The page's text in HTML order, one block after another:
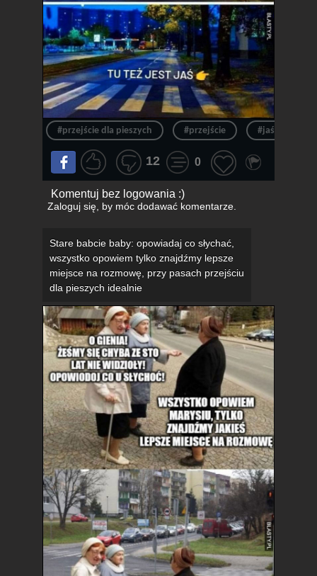
#przejście dla pieszych #przejście #jaś
12 0
Komentuj bez logowania :)
Zaloguj się, by móc dodawać komentarze.
Stare babcie baby: opowiadaj co słychać,
wszystko opowiem tylko znajdźmy lepsze
miejsce na rozmowę, przy pasach przejściu
dla pieszych idealnie